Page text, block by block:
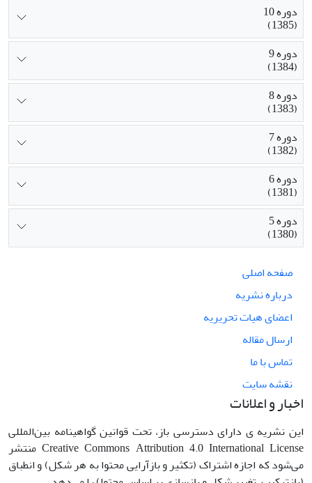
دوره 10
(1385)
دوره 9
(1384)
دوره 8
(1383)
دوره 7
(1382)
دوره 6
(1381)
دوره 5
(1380)
صفحه اصلی
درباره نشریه
اعضای هیات تحریریه
ارسال مقاله
تماس با ما
نقشه سایت
اخبار و اعلانات
این نشریه ی دارای دسترسی باز، تحت قوانین گواهینامه بین‌المللی
Creative Commons Attribution 4.0 International License منتشر
می‌شود که اجازه اشتراک (تکثیر و بازآرایی محتوا به هر شکل) و انطباق